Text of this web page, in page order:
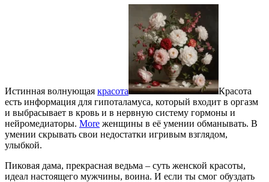
Истинная волнующая красота
Красота
есть информация для гипоталамуса, который входит в оргазм
и выбрасывает в кровь и в нервную систему гормоны и
нейромедиаторы. More женщины в её умении обманывать. В
умении скрывать свои недостатки игривым взглядом,
улыбкой.
Пиковая дама, прекрасная ведьма – суть женской красоты,
идеал настоящего мужчины, воина. И если ты смог обуздать